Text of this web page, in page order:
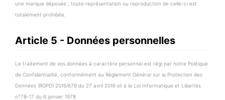
une marque déposée ; toute représentation ou reproduction de celle-ci est
totalement prohibée.
Article 5 - Données personnelles
Le traitement de vos données à caractère personnel est régi par notre Politique
de Confidentialité, conformément au Règlement Général sur la Protection des
Données (RGPD) 2016/679 du 27 avril 2016 et à la Loi Informatique et Libertés
n°78-17 du 6 janvier 1978.